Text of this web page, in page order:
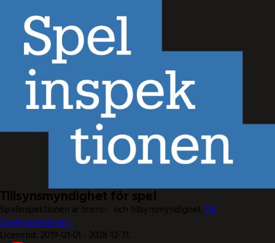
Tillsynsmyndighet för spel
Spelinspektionen är licens- och tillsynsmyndighet.Till
Spelinspektionen.
Licenstid: 2019-01-01 - 2028-12-31.